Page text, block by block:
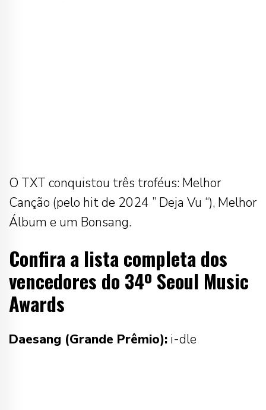
O TXT conquistou três troféus: Melhor
Canção (pelo hit de 2024 ” Deja Vu “), Melhor
Álbum e um Bonsang.
Confira a lista completa dos
vencedores do 34º Seoul Music
Awards
Daesang (Grande Prêmio): i-dle